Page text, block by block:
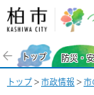
柏市 つづ
トップ 防災・
トップ > 市政情報 > 市